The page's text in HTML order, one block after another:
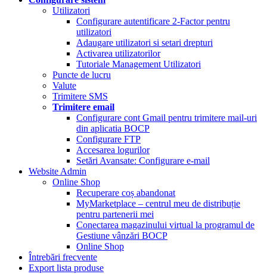
Utilizatori
Configurare autentificare 2-Factor pentru
utilizatori
Adaugare utilizatori si setari drepturi
Activarea utilizatorilor
Tutoriale Management Utilizatori
Puncte de lucru
Valute
Trimitere SMS
Trimitere email
Configurare cont Gmail pentru trimitere mail-uri
din aplicatia BOCP
Configurare FTP
Accesarea logurilor
Setări Avansate: Configurare e-mail
Website Admin
Online Shop
Recuperare coș abandonat
MyMarketplace – centrul meu de distribuție
pentru partenerii mei
Conectarea magazinului virtual la programul de
Gestiune vânzări BOCP
Online Shop
Întrebări frecvente
Export lista produse